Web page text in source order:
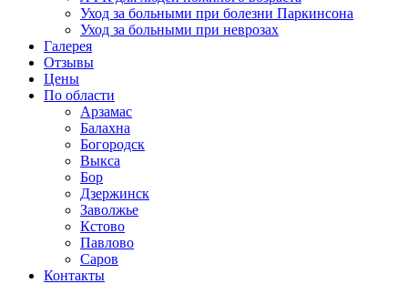
Уход за больными при болезни Паркинсона
Уход за больными при неврозах
Галерея
Отзывы
Цены
По области
Арзамас
Балахна
Богородск
Выкса
Бор
Дзержинск
Заволжье
Кстово
Павлово
Саров
Контакты